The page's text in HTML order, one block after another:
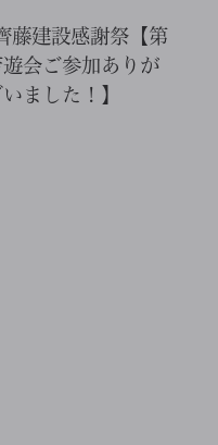
藤建設感謝祭【第
遊会ご参加ありが
ました！】